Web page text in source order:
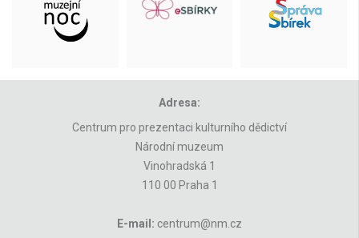
Adresa:
Centrum pro prezentaci kulturního dědictví
Národní muzeum
Vinohradská 1
110 00 Praha 1
E-mail: centrum@nm.cz